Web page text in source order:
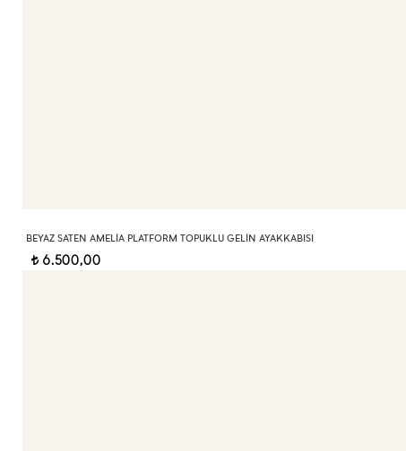
BEYAZ SATEN AMELIA PLATFORM TOPUKLU GELIN AYAKKABISI
t6.500,00